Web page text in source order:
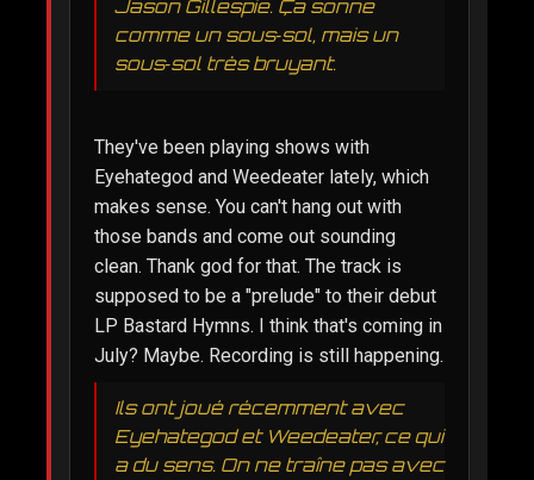
Jason Gillespie. Ça sonne
comme un sous‑sol, mais un
sous‑sol très bruyant.
They've been playing shows with
Eyehategod and Weedeater lately, which
makes sense. You can't hang out with
those bands and come out sounding
clean. Thank god for that. The track is
supposed to be a "prelude" to their debut
LP Bastard Hymns. I think that's coming in
July? Maybe. Recording is still happening.
Ils ont joué récemment avec
Eyehategod et Weedeater, ce qui
a du sens. On ne traîne pas avec